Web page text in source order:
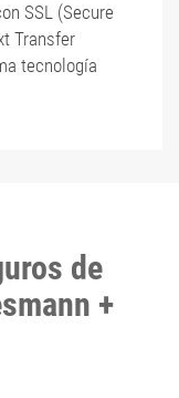
SSL (Secure
Transfer
tecnología
de
+